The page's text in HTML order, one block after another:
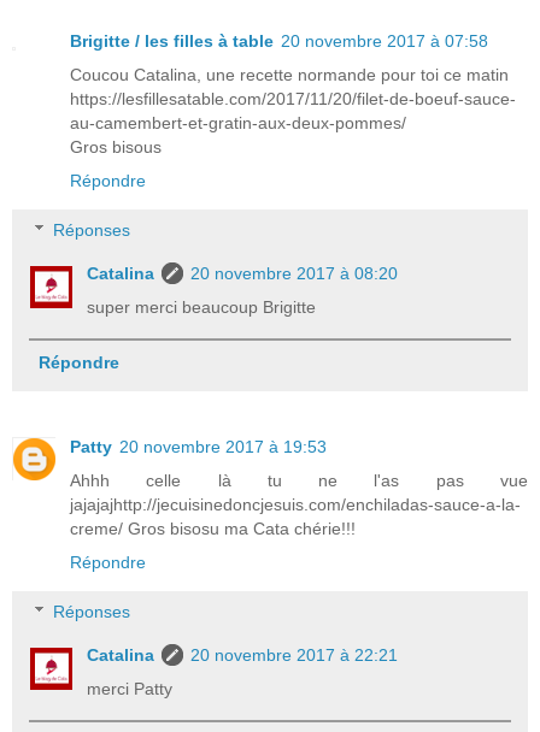
Brigitte / les filles à table 20 novembre 2017 à 07:58
Coucou Catalina, une recette normande pour toi ce matin
https://lesfillesatable.com/2017/11/20/filet-de-boeuf-sauce-
au-camembert-et-gratin-aux-deux-pommes/
Gros bisous
Répondre
Réponses
Catalina
20 novembre 2017 à 08:20
super merci beaucoup Brigitte
Répondre
Patty 20 novembre 2017 à 19:53
Ahhh celle là tu ne l'as pas vue
jajajajhttp://jecuisinedoncjesuis.com/enchiladas-sauce-a-la-
creme/ Gros bisosu ma Cata chérie!!!
Répondre
Réponses
Catalina
20 novembre 2017 à 22:21
merci Patty